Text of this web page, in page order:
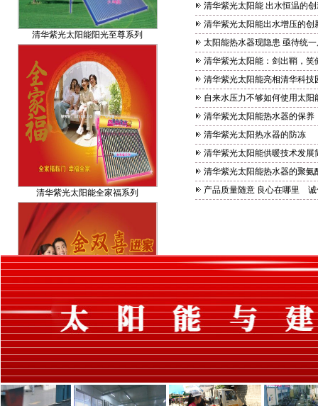
清华紫光太阳能阳光至尊系列
清华紫光太阳能全家福系列
清华紫光太阳能金双喜系列
清华紫光太阳能 出水恒温的创
清华紫光太阳能出水增压的创
太阳能热水器现隐患 亟待统
清华紫光太阳能：剑出鞘，笑
清华紫光太阳能亮相清华科技
自来水压力不够如何使用太阳
清华紫光太阳能热水器的保养
清华紫光太阳热水器的防冻
清华紫光太阳能供暖技术发展
清华紫光太阳能热水器的聚氨
产品质量随意 良心在哪里 诚